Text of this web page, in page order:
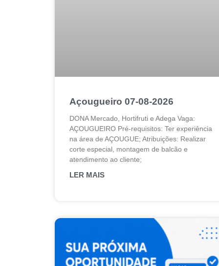
Açougueiro 07-08-2026
DONA Mercado, Hortifruti e Adega Vaga:
AÇOUGUEIRO Pré-requisitos: Ter experiência
na área de AÇOUGUE; Atribuições: Realizar
corte especial, montagem de balcão e
atendimento ao cliente;
LER MAIS